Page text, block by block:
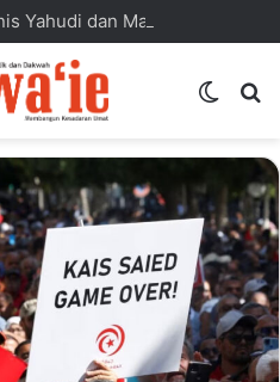
Switch